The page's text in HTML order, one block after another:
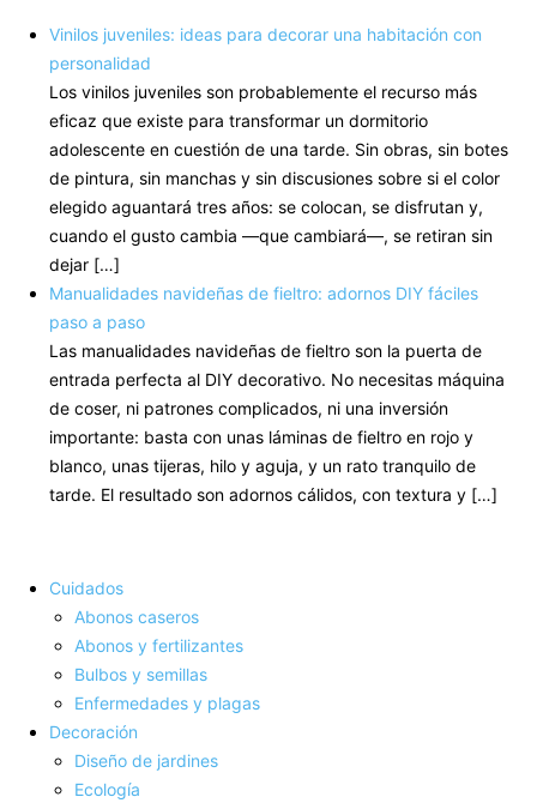
Vinilos juveniles: ideas para decorar una habitación con
personalidad
Los vinilos juveniles son probablemente el recurso más
eficaz que existe para transformar un dormitorio
adolescente en cuestión de una tarde. Sin obras, sin botes
de pintura, sin manchas y sin discusiones sobre si el color
elegido aguantará tres años: se colocan, se disfrutan y,
cuando el gusto cambia —que cambiará—, se retiran sin
dejar […]
Manualidades navideñas de fieltro: adornos DIY fáciles
paso a paso
Las manualidades navideñas de fieltro son la puerta de
entrada perfecta al DIY decorativo. No necesitas máquina
de coser, ni patrones complicados, ni una inversión
importante: basta con unas láminas de fieltro en rojo y
blanco, unas tijeras, hilo y aguja, y un rato tranquilo de
tarde. El resultado son adornos cálidos, con textura y […]
Cuidados
Abonos caseros
Abonos y fertilizantes
Bulbos y semillas
Enfermedades y plagas
Decoración
Diseño de jardines
Ecología